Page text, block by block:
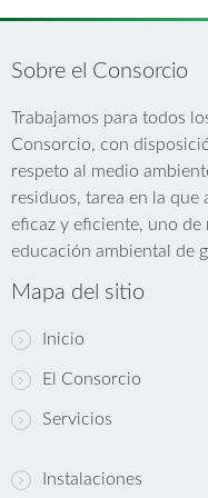
Sobre el Consorcio
Trabajamos para todos
Consorcio, con
respeto al medio
residuos, tarea en la que
eficaz y eficiente, uno
educación ambiental de
Mapa del sitio
Inicio
El Consorcio
Servicios
Instalaciones